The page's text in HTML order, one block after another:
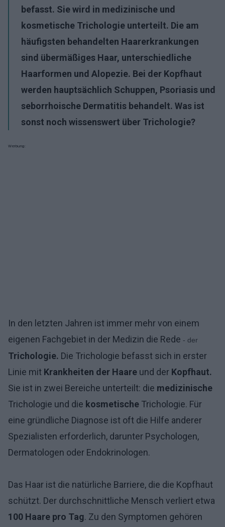
befasst. Sie wird in medizinische und
kosmetische Trichologie unterteilt. Die am
häufigsten behandelten Haarerkrankungen
sind übermäßiges Haar, unterschiedliche
Haarformen und Alopezie. Bei der Kopfhaut
werden hauptsächlich Schuppen, Psoriasis und
seborrhoische Dermatitis behandelt. Was ist
sonst noch wissenswert über Trichologie?
Werbung:
In den letzten Jahren ist immer mehr von einem
eigenen Fachgebiet in der Medizin die Rede - der
Trichologie. Die Trichologie befasst sich in erster
Linie mit Krankheiten der Haare und der Kopfhaut.
Sie ist in zwei Bereiche unterteilt: die medizinische
Trichologie und die kosmetische Trichologie. Für
eine gründliche Diagnose ist oft die Hilfe anderer
Spezialisten erforderlich, darunter Psychologen,
Dermatologen oder Endokrinologen.
Das Haar ist die natürliche Barriere, die die Kopfhaut
schützt. Der durchschnittliche Mensch verliert etwa
100 Haare pro Tag. Zu den Symptomen gehören